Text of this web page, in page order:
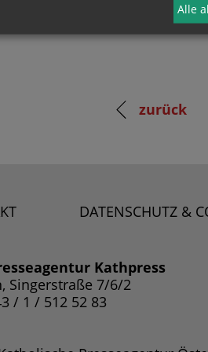
zurück
DATENSCHUTZ &
Kathpress
Singerstraße 7/6/2
/ 1 / 512 52 83
Alle